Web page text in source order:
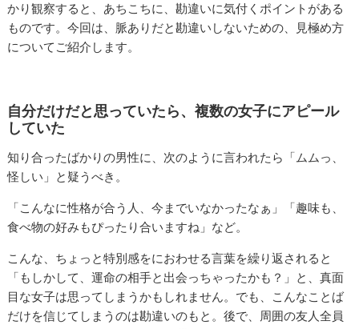
かり観察すると、あちこちに、勘違いに気付くポイントがある
ものです。今回は、脈ありだと勘違いしないための、見極め方
についてご紹介します。
自分だけだと思っていたら、複数の女子にアピール
していた
知り合ったばかりの男性に、次のように言われたら「ムムっ、
怪しい」と疑うべき。
「こんなに性格が合う人、今までいなかったなぁ」「趣味も、
食べ物の好みもぴったり合いますね」など。
こんな、ちょっと特別感をにおわせる言葉を繰り返されると
「もしかして、運命の相手と出会っちゃったかも？」と、真面
目な女子は思ってしまうかもしれません。でも、こんなことば
だけを信じてしまうのは勘違いのもと。後で、周囲の友人全員